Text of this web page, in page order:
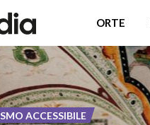
ORTE
ACCESSIBILE